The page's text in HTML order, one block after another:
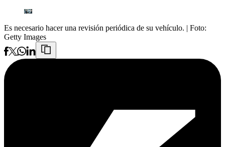
Es necesario hacer una revisión periódica de su vehículo. | Foto:
Getty Images